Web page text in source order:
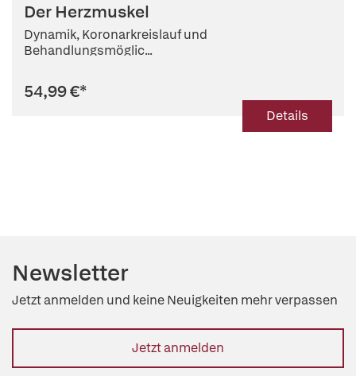
Der Herzmuskel
Dynamik, Koronarkreislauf und
Behandlungsmöglic...
54,99 €*
Details
Newsletter
Jetzt anmelden und keine Neuigkeiten mehr verpassen
Jetzt anmelden